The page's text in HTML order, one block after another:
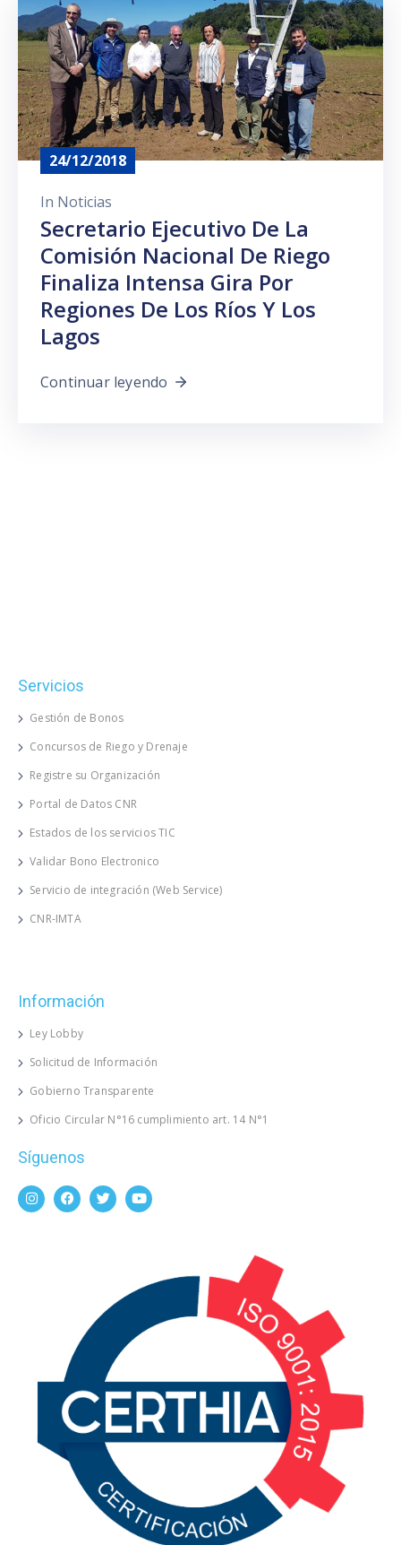
24/12/2018
In Noticias
Secretario Ejecutivo De La
Comisión Nacional De Riego
Finaliza Intensa Gira Por
Regiones De Los Ríos Y Los
Lagos
Continuar leyendo
Servicios
Gestión de Bonos
Concursos de Riego y Drenaje
Registre su Organización
Portal de Datos CNR
Estados de los servicios TIC
Validar Bono Electronico
Servicio de integración (Web Service)
CNR-IMTA
Información
Ley Lobby
Solicitud de Información
Gobierno Transparente
Oficio Circular N°16 cumplimiento art. 14 N°1
Síguenos